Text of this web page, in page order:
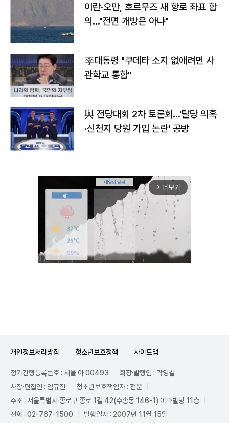
이란·오만, 호르무즈 새 항로 좌표 합
의…"전면 개방은 아냐"
李대통령 "쿠데타 소지 없애려면 사
관학교 통합"
與 전당대회 2차 토론회…'탈당 의혹
·신천지 당원 가입 논란' 공방
arrow_forward_ios 더보기
개인정보처리방침 청소년보호정책 사이트맵
정기간행등록번호 : 서울 아 00493
회장·발행인 : 곽영길
사장·편집인 : 임규진
청소년보호책임자 : 전운
주소 : 서울특별시 종로구 종로 1길 42(수송동 146-1) 이마빌딩 11층
전화 : 02-767-1500
발행일자 : 2007년 11월 15일